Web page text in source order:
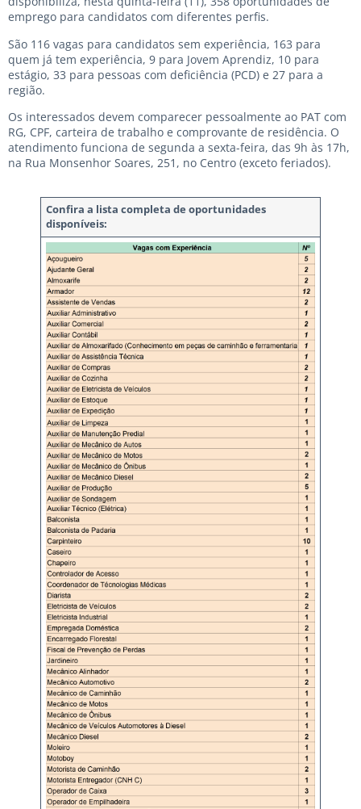
emprego para candidatos com diferentes perfis.
São 116 vagas para candidatos sem experiência, 163 para
quem já tem experiência, 9 para Jovem Aprendiz, 10 para
estágio, 33 para pessoas com deficiência (PCD) e 27 para a
região.
Os interessados devem comparecer pessoalmente ao PAT com
RG, CPF, carteira de trabalho e comprovante de residência. O
atendimento funciona de segunda a sexta-feira, das 9h às 17h,
na Rua Monsenhor Soares, 251, no Centro (exceto feriados).
Confira a lista completa de oportunidades
disponíveis: